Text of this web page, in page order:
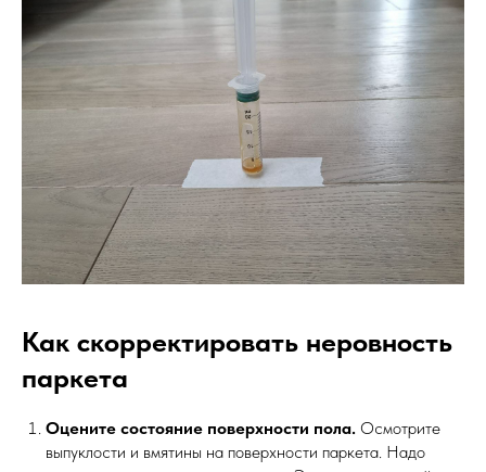
Как скорректировать неровность
паркета
Оцените состояние поверхности пола. Осмотрите
выпуклости и вмятины на поверхности паркета. Надо